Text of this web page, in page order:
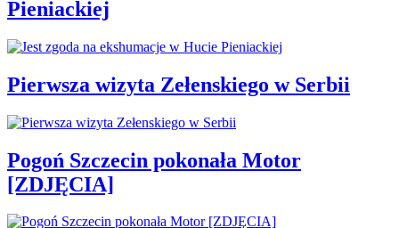
Pieniackiej
Pierwsza wizyta Zełenskiego w Serbii
Pogoń Szczecin pokonała Motor
[ZDJĘCIA]